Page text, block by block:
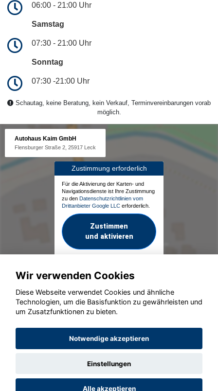
06:00 - 21:00 Uhr
Samstag
07:30 - 21:00 Uhr
Sonntag
07:30 -21:00 Uhr
Schautag, keine Beratung, kein Verkauf, Terminvereinbarungen vorab
möglich.
Autohaus Kaim GmbH
Flensburger Straße 2, 25917 Leck
Zustimmung erforderlich
Für die Aktivierung der Karten- und
Navigationsdienste ist Ihre Zustimmung
zu den Datenschutzrichtlinien vom
Drittanbieter Google LLC erforderlich.
Zustimmen
und aktivieren
© konjunkturmotor.de GmbH 2020 - 2026
Wir verwenden Cookies
Diese Webseite verwendet Cookies und ähnliche
Technologien, um die Basisfunktion zu gewährleisten und
um Zusatzfunktionen zu bieten.
Notwendige akzeptieren
Einstellungen
Alle akzeptieren